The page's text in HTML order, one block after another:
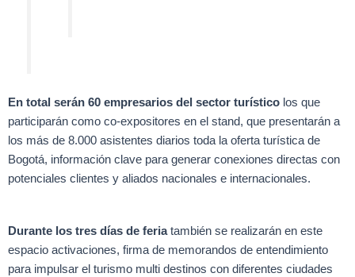
En total serán 60 empresarios del sector turístico los que
participarán como co-expositores en el stand, que presentarán a
los más de 8.000 asistentes diarios toda la oferta turística de
Bogotá, información clave para generar conexiones directas con
potenciales clientes y aliados nacionales e internacionales.
Durante los tres días de feriatambién se realizarán en este
espacio activaciones, firma de memorandos de entendimiento
para impulsar el turismo multi destinos con diferentes ciudades